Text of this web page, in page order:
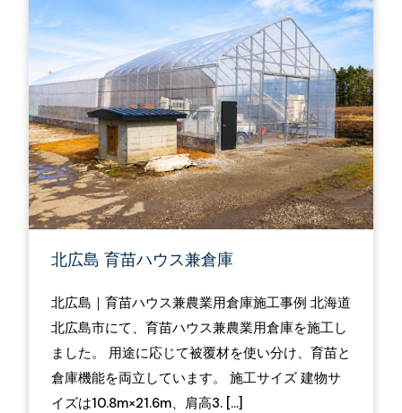
北広島 育苗ハウス兼倉庫
北広島｜育苗ハウス兼農業用倉庫施工事例 北海道
北広島市にて、育苗ハウス兼農業用倉庫を施工し
ました。 用途に応じて被覆材を使い分け、育苗と
倉庫機能を両立しています。 施工サイズ 建物サ
イズは10.8m×21.6m、肩高3. […]